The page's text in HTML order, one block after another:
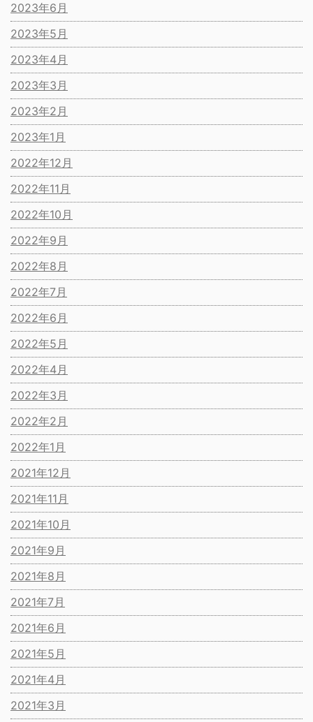
2023年6月
2023年5月
2023年4月
2023年3月
2023年2月
2023年1月
2022年12月
2022年11月
2022年10月
2022年9月
2022年8月
2022年7月
2022年6月
2022年5月
2022年4月
2022年3月
2022年2月
2022年1月
2021年12月
2021年11月
2021年10月
2021年9月
2021年8月
2021年7月
2021年6月
2021年5月
2021年4月
2021年3月